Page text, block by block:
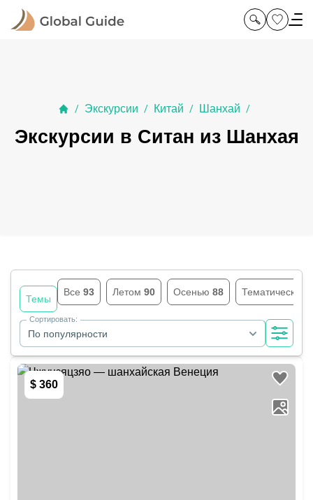
/ Экскурсии / Китай / Шанхай /
Экскурсии в Ситан из Шанхая
Темы
Все 93 Летом 90 Осенью 88 Тематические
По популярности
Сортировать:
$ 360